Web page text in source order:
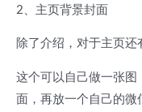
2、主页背景封面
除了介绍，对于主页还
这个可以自己做一张图
面，再放一个自己的微